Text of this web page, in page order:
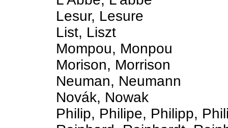
Lesur, Lesure
List, Liszt
Mompou, Monpou
Morison, Morrison
Neuman, Neumann
Novák, Nowak
Philip, Philipe, Philipp,